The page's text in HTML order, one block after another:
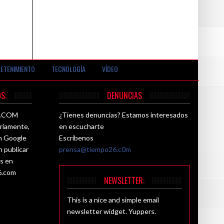
TECNOLOGÍA VÍDEO
Google
publicar
en
DENUNCIAS
¿Tienes denuncias? Estamos interesados
en escucharte
Escríbenos
prensa@tiempo26.c0m
NEWSLETTER:
This is a nice and simple email
newsletter widget. Yuppers.